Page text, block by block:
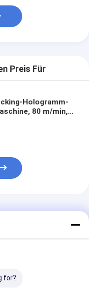
Preis Für
Hologramm-
80 m/min,
for?